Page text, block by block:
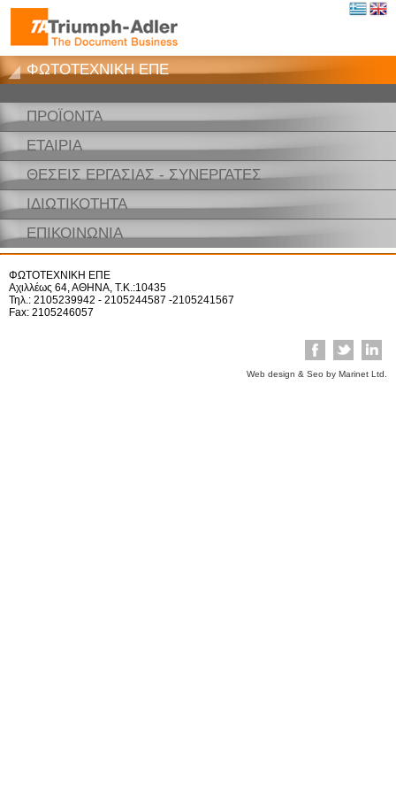
ΦΩΤΟΤΕΧΝΙΚΗ ΕΠΕ
ΠΡΟΪΟΝΤΑ
ΕΤΑΙΡΙΑ
ΘΕΣΕΙΣ ΕΡΓΑΣΙΑΣ - ΣΥΝΕΡΓΑΤΕΣ
ΙΔΙΩΤΙΚΟΤΗΤΑ
ΕΠΙΚΟΙΝΩΝΙΑ
ΦΩΤΟΤΕΧΝΙΚΗ ΕΠΕ
Αχιλλέως 64, ΑΘΗΝΑ, Τ.Κ.:10435
Τηλ.: 2105239942 - 2105244587 -2105241567
Fax: 2105246057
Web design & Seo by Marinet Ltd.